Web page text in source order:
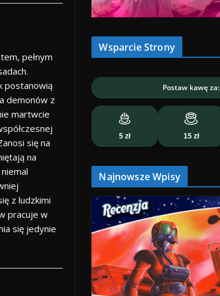
pełnym
postanowią
demonów z
martwcie
się na
na
z ludzkimi
pracuje w
się jedynie
Wsparcie Strony
Postaw kawę za:
5 zł 15 zł
Najnowsze Wpisy